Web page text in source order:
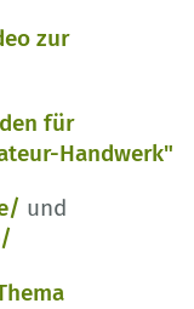
zur
für
Handwerk"
und